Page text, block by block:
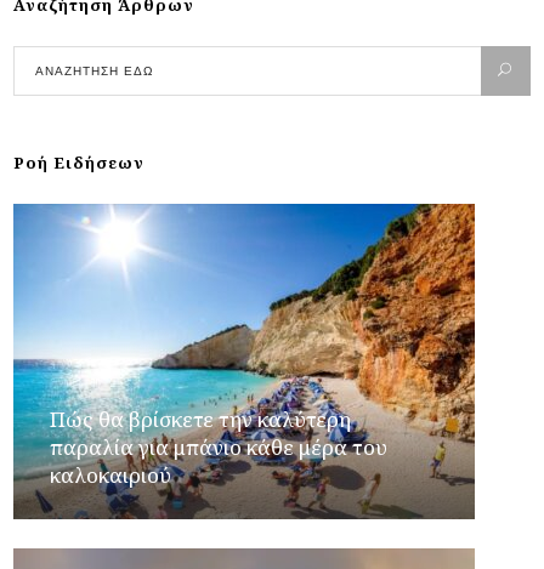
Αναζήτηση Άρθρων
Ροή Ειδήσεων
Πώς θα βρίσκετε την καλύτερη
παραλία για μπάνιο κάθε μέρα του
καλοκαιριού